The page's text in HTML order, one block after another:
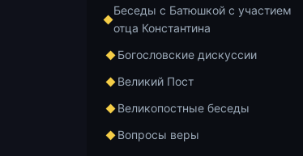
Беседы с Батюшкой с участием
отца Константина
Богословские дискуссии
Великий Пост
Великопостные беседы
Вопросы веры